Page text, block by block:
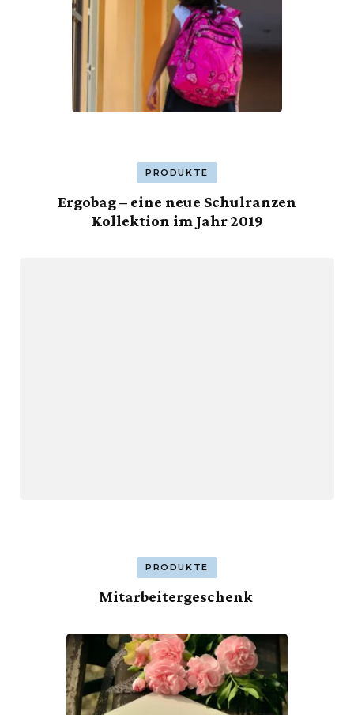
PRODUKTE
Ergobag – eine neue Schulranzen
Kollektion im Jahr 2019
PRODUKTE
Mitarbeitergeschenk